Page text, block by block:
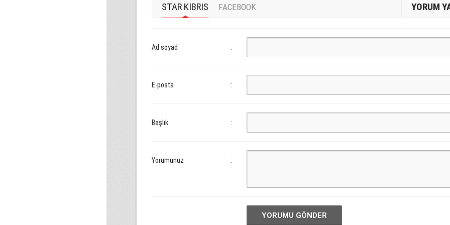
STAR KIBRIS FACEBOOK YORUM
Ad soyad :
E-posta :
Başlık :
Yorumunuz :
YORUMU GÖNDER